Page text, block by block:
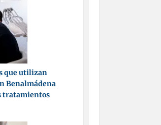
que utilizan
Benalmádena
tratamientos